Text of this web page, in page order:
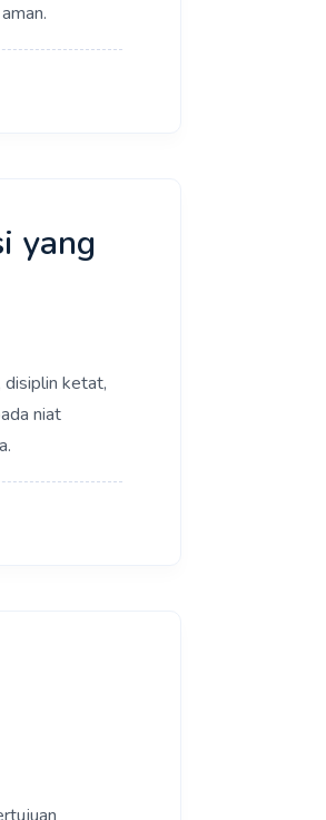
yang
disiplin ketat,
niat